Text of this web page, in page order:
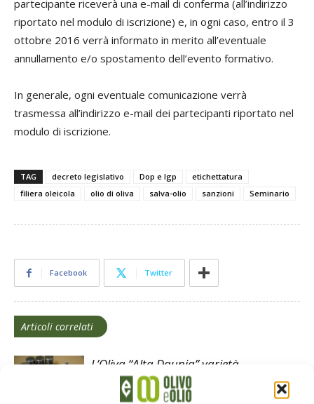
partecipante riceverà una e-mail di conferma (all’indirizzo
riportato nel modulo di iscrizione) e, in ogni caso, entro il 3
ottobre 2016 verrà informato in merito all’eventuale
annullamento e/o spostamento dell’evento formativo.
In generale, ogni eventuale comunicazione verrà
trasmessa all’indirizzo e-mail dei partecipanti riportato nel
modulo di iscrizione.
TAG decreto legislativo Dop e Igp
etichettatura
filiera oleicola
olio di oliva salva-olio sanzioni Seminario
Facebook Twitter
Articoli correlati
L’Oliva “Alta Daunia” varietà
“Peranzana” a un passo dalla Dop